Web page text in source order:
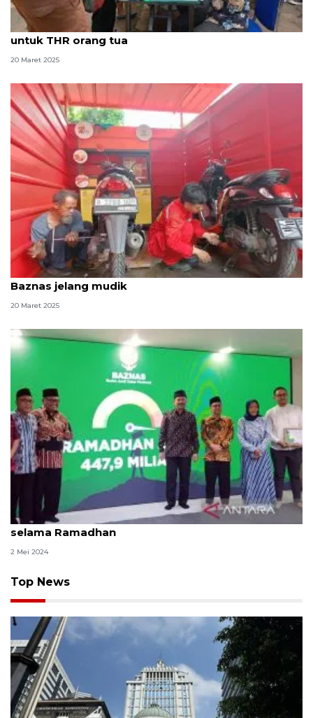
Ikut servis gratis Baznas, Ojol: Lumayan uangnya
untuk THR orang tua
20 Maret 2025
Ojol antusias ikut layanan servis motor gratis di
Baznas jelang mudik
20 Maret 2025
Baznas RI berhasil himpun dana ZIS Rp447,9 miliar
selama Ramadhan
2 Mei 2024
Top News